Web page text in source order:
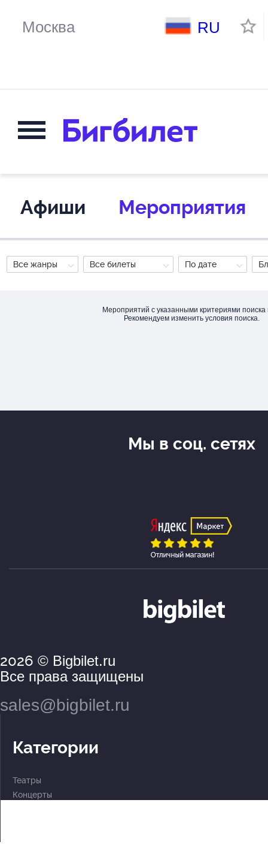
RU
Афиши Мероприятия
По дате
Все билеты
Все жанры
Мероприятий с указанными критериями поиска
Рекомендуем изменить условия поиска.
2026 © Bigbilet.ru
Все права защищены
sales@bigbilet.ru
Категории
Театры
Концерты
Мы в соц. сетях